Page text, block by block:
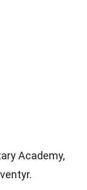
Academy,